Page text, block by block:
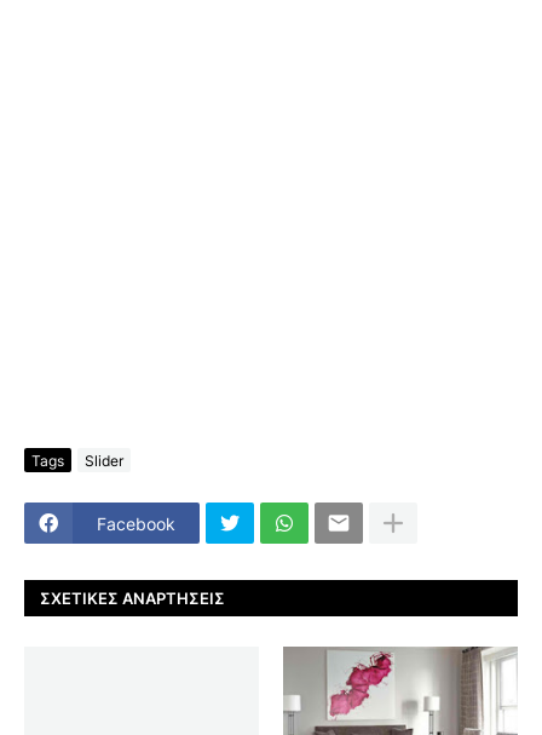
Tags Slider
Facebook
ΣΧΕΤΙΚΈΣ ΑΝΑΡΤΉΣΕΙΣ